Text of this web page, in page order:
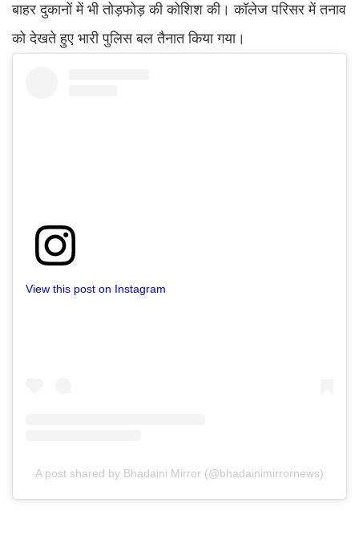
बाहर दुकानों में भी तोड़फोड़ की कोशिश की। कॉलेज परिसर में तनाव
को देखते हुए भारी पुलिस बल तैनात किया गया।
View this post on Instagram
A post shared by Bhadaini Mirror (@bhadainimirrornews)